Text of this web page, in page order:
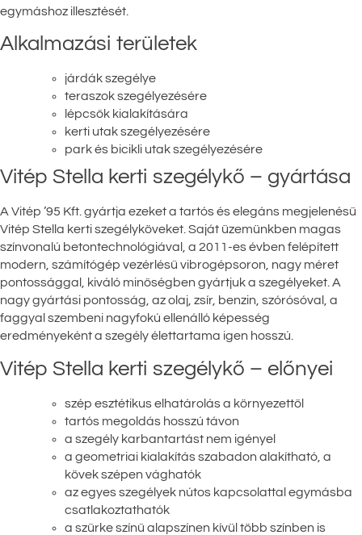
egymáshoz illesztését.
Alkalmazási területek
járdák szegélye
teraszok szegélyezésére
lépcsők kialakítására
kerti utak szegélyezésére
park és bicikli utak szegélyezésére
Vitép Stella kerti szegélykő – gyártása
A Vitép ’95 Kft. gyártja ezeket a tartós és elegáns megjelenésű
Vitép Stella kerti szegélyköveket. Saját üzemünkben magas
színvonalú betontechnológiával, a 2011-es évben felépített
modern, számítógép vezérlésű vibrogépsoron, nagy méret
pontossággal, kiváló minőségben gyártjuk a szegélyeket. A
nagy gyártási pontosság, az olaj, zsír, benzin, szórósóval, a
faggyal szembeni nagyfokú ellenálló képesség
eredményeként a szegély élettartama igen hosszú.
Vitép Stella kerti szegélykő – előnyei
szép esztétikus elhatárolás a környezettől
tartós megoldás hosszú távon
a szegély karbantartást nem igényel
a geometriai kialakítás szabadon alakítható, a
kövek szépen vághatók
az egyes szegélyek nútos kapcsolattal egymásba
csatlakoztathatók
a szürke színű alapszínen kívül több színben is